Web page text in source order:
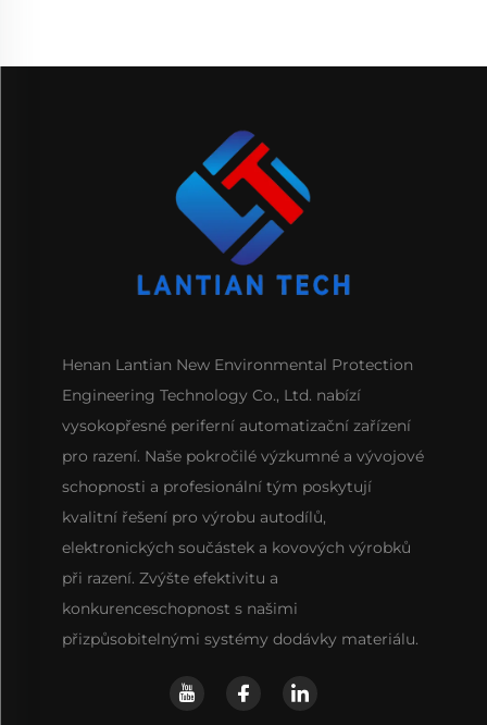
Henan Lantian New Environmental Protection
Engineering Technology Co., Ltd. nabízí
vysokopřesné periferní automatizační zařízení
pro razení. Naše pokročilé výzkumné a vývojové
schopnosti a profesionální tým poskytují
kvalitní řešení pro výrobu autodílů,
elektronických součástek a kovových výrobků
při razení. Zvýšte efektivitu a
konkurenceschopnost s našimi
přizpůsobitelnými systémy dodávky materiálu.